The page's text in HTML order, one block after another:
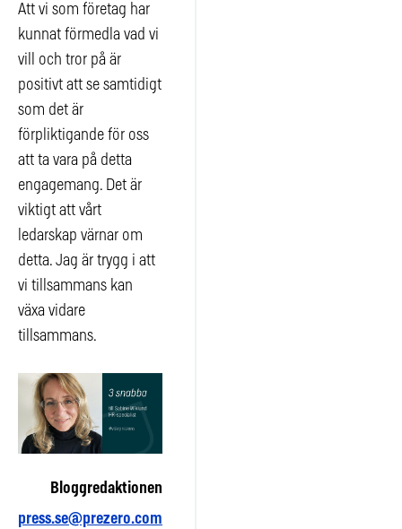
Att vi som företag har
kunnat förmedla vad vi
vill och tror på är
positivt att se samtidigt
som det är
förpliktigande för oss
att ta vara på detta
engagemang. Det är
viktigt att vårt
ledarskap värnar om
detta. Jag är trygg i att
vi tillsammans kan
växa vidare
tillsammans.
Bloggredaktionen
press.se@prezero.com